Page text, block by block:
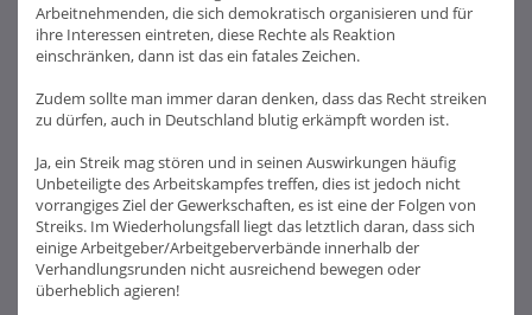
Arbeitnehmenden, die sich demokratisch organisieren und für
ihre Interessen eintreten, diese Rechte als Reaktion
einschränken, dann ist das ein fatales Zeichen.
Zudem sollte man immer daran denken, dass das Recht streiken
zu dürfen, auch in Deutschland blutig erkämpft worden ist.
Ja, ein Streik mag stören und in seinen Auswirkungen häufig
Unbeteiligte des Arbeitskampfes treffen, dies ist jedoch nicht
vorrangiges Ziel der Gewerkschaften, es ist eine der Folgen von
Streiks. Im Wiederholungsfall liegt das letztlich daran, dass sich
einige Arbeitgeber/Arbeitgeberverbände innerhalb der
Verhandlungsrunden nicht ausreichend bewegen oder
überheblich agieren!